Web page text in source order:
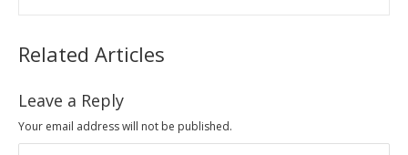
Related Articles
Leave a Reply
Your email address will not be published.